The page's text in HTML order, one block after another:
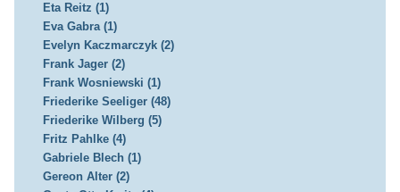
Eta Reitz (1)
Eva Gabra (1)
Evelyn Kaczmarczyk (2)
Frank Jager (2)
Frank Wosniewski (1)
Friederike Seeliger (48)
Friederike Wilberg (5)
Fritz Pahlke (4)
Gabriele Blech (1)
Gereon Alter (2)